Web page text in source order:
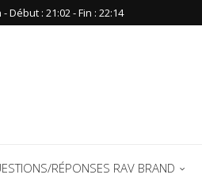
Début : 21:02‬ - Fin : ‪22:14‬
RÉPONSES RAV BRAND